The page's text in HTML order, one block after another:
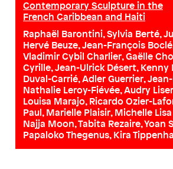
Contemporary Sculpture in the
French Caribbean and Haiti
Raphaël Barontini, Sylvia Berté,
Hervé Beuze, Jean-François
Vladimir Cybil Charlier, Gaëlle
Cyrille, Jean-Ulrick Désert, Kenny
Duval-Carrié, Adler Guerrier,
Nathalie Leroy-Fiévée, Audry
Louisa Marajo, Ricardo Ozier-
Paul, Marielle Plaisir, Michelle
Najja Moon, Tabita Rezaire, Yoan
Papaloko Thegenus, Kira